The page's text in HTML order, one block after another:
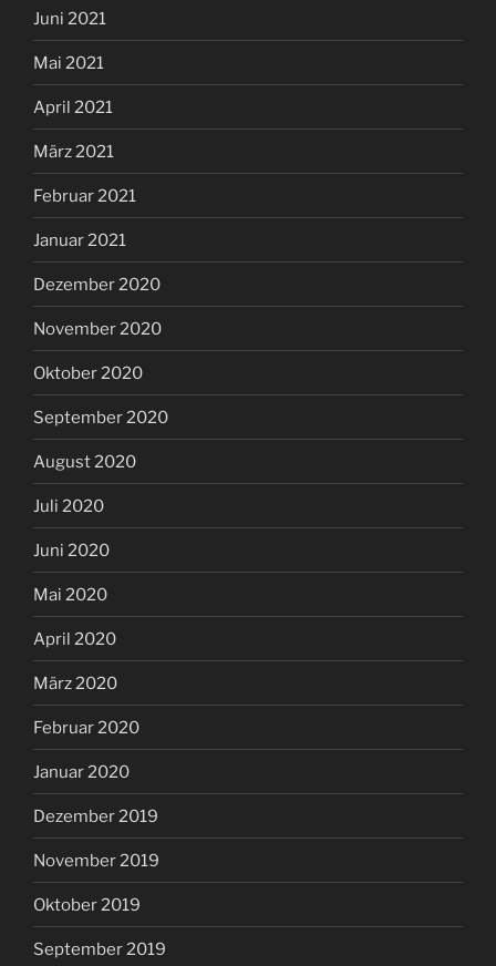
Juni 2021
Mai 2021
April 2021
März 2021
Februar 2021
Januar 2021
Dezember 2020
November 2020
Oktober 2020
September 2020
August 2020
Juli 2020
Juni 2020
Mai 2020
April 2020
März 2020
Februar 2020
Januar 2020
Dezember 2019
November 2019
Oktober 2019
September 2019